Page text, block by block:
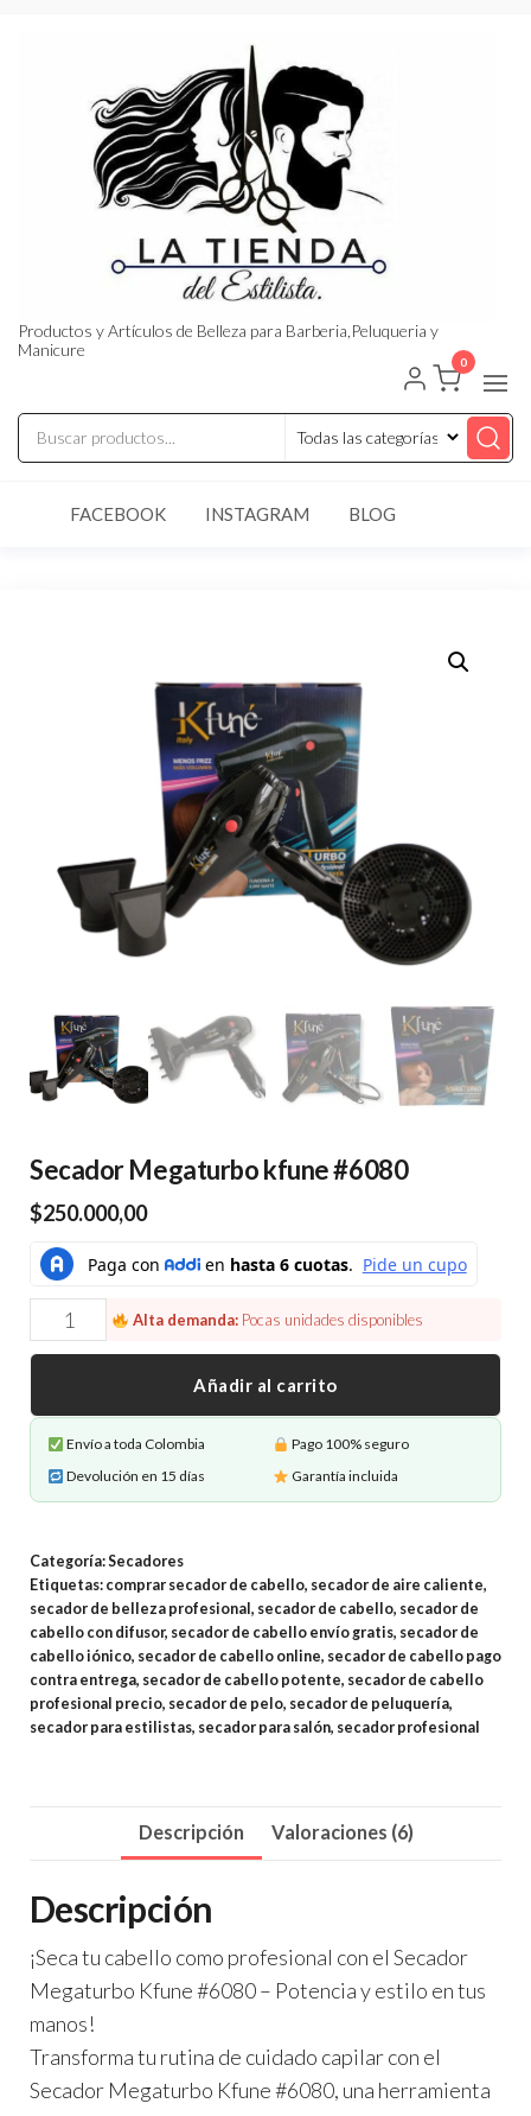
Productos y Artículos de Belleza para Barberia,Peluqueria y
Manicure
0
FACEBOOK INSTAGRAM BLOG
Secador Megaturbo kfune #6080
$250.000,00
Secador
Megaturbo
#6080
cantidad
Alta demanda: Pocas unidades disponibles
Añadir al carrito
Envío a toda Colombia
Pago 100% seguro
Devolución en 15 días
Garantía incluida
Categoría:Secadores
Etiquetas: comprar secador de cabello, secador de aire caliente,
secador de belleza profesional , secador de cabello, secador de
cabello con difusor, secador de cabello envío gratis, secador de
cabello iónico, secador de cabello online, secador de cabello pago
contra entrega, secador de cabello potente, secador de cabello
profesional precio, secador de pelo, secador de peluquería,
secador para estilistas, secador para salón, secador profesional
Descripción Valoraciones (6)
Descripción
¡Seca tu cabello como profesional con el Secador
Megaturbo Kfune #6080 – Potencia y estilo en tus
manos!
Transforma tu rutina de cuidado capilar con el
Secador Megaturbo Kfune #6080, una herramienta